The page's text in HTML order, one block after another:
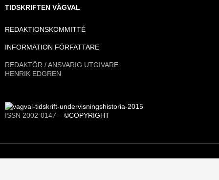
TIDSKRIFTEN VÄGVAL
REDAKTIONSKOMMITTÉ
INFORMATION FÖRFATTARE
REDAKTÖR / ANSVARIG UTGIVARE:
HENRIK EDGREN
ISSN 2002-0147 – ©COPYRIGHT